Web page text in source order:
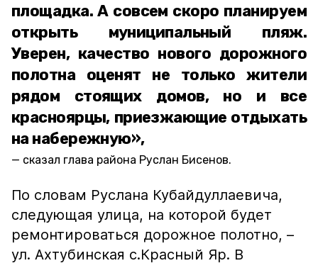
площадка. А совсем скоро планируем
открыть муниципальный пляж.
Уверен, качество нового дорожного
полотна оценят не только жители
рядом стоящих домов, но и все
красноярцы, приезжающие отдыхать
на набережную»,
сказал глава района Руслан Бисенов.
По словам Руслана Кубайдуллаевича,
следующая улица, на которой будет
ремонтироваться дорожное полотно, –
ул. Ахтубинская с.Красный Яр. В